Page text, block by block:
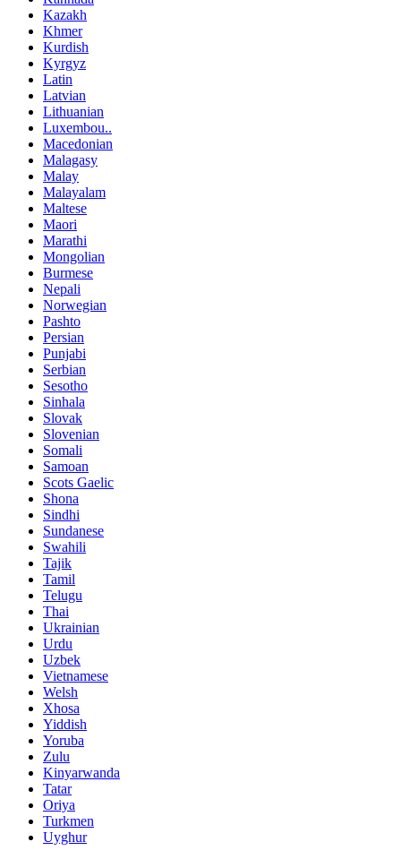
Kazakh
Khmer
Kurdish
Kyrgyz
Latin
Latvian
Lithuanian
Luxembou..
Macedonian
Malagasy
Malay
Malayalam
Maltese
Maori
Marathi
Mongolian
Burmese
Nepali
Norwegian
Pashto
Persian
Punjabi
Serbian
Sesotho
Sinhala
Slovak
Slovenian
Somali
Samoan
Scots Gaelic
Shona
Sindhi
Sundanese
Swahili
Tajik
Tamil
Telugu
Thai
Ukrainian
Urdu
Uzbek
Vietnamese
Welsh
Xhosa
Yiddish
Yoruba
Zulu
Kinyarwanda
Tatar
Oriya
Turkmen
Uyghur